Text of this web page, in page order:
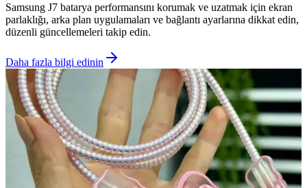
Samsung J7 batarya performansını korumak ve uzatmak için ekran
parlaklığı, arka plan uygulamaları ve bağlantı ayarlarına dikkat edin,
düzenli güncellemeleri takip edin.
Daha fazla bilgi edinin